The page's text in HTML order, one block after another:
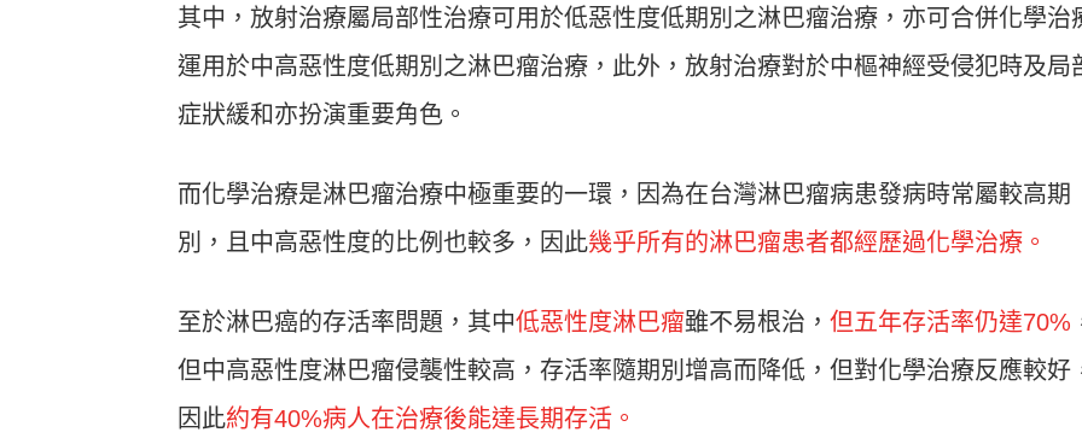
其中，放射治療屬局部性治療可用於低惡性度低期別之淋巴瘤治療，亦可合併化學治
運用於中高惡性度低期別之淋巴瘤治療，此外，放射治療對於中樞神經受侵犯時及局
症狀緩和亦扮演重要角色。
而化學治療是淋巴瘤治療中極重要的一環，因為在台灣淋巴瘤病患發病時常屬較高期
別，且中高惡性度的比例也較多，因此幾乎所有的淋巴瘤患者都經歷過化學治療。
至於淋巴癌的存活率問題，其中低惡性度淋巴瘤雖不易根治， 但五年存活率仍達70%
但中高惡性度淋巴瘤侵襲性較高，存活率隨期別增高而降低，但對化學治療反應較好
因此約有40%病人在治療後能達長期存活。